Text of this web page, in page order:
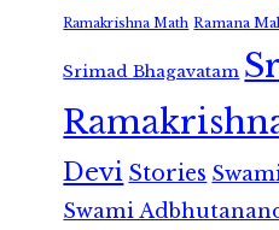
Ramakrishna Math Ramana
Srimad Bhagavatam
Devi Stories
Swami